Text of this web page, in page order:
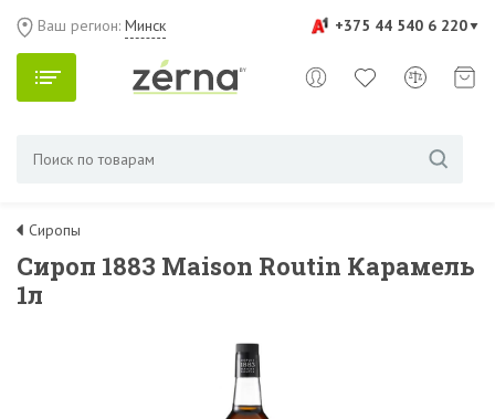
+375 44 540 6 220
Ваш регион: Минск
Сиропы
Сироп 1883 Maison Routin Карамель
1л